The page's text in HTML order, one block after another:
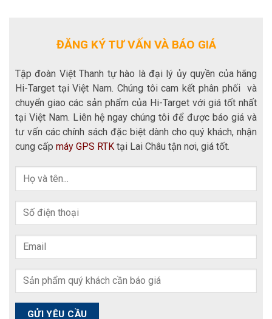
ĐĂNG KÝ TƯ VẤN VÀ BÁO GIÁ
Tập đoàn Việt Thanh tự hào là đại lý ủy quyền của hãng
Hi-Target tại Việt Nam. Chúng tôi cam kết phân phối và
chuyển giao các sản phẩm của Hi-Target với giá tốt nhất
tại Việt Nam. Liên hệ ngay chúng tôi để được báo giá và
tư vấn các chính sách đặc biệt dành cho quý khách, nhận
cung cấp máy GPS RTK tại Lai Châu tận nơi, giá tốt.